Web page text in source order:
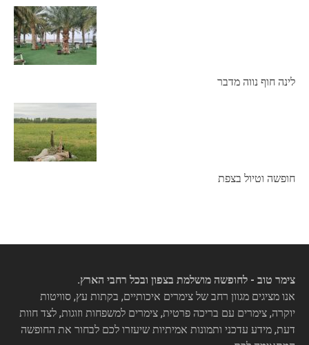
לינה חוף נווה מדבר
חופשה וטיול בצפת
צימר טוב - לחופשה מושלמת בצפון ובכל רחבי הארץ.
אנו מציגים מגוון רחב של צימרים איכותיים, בקתות עץ, סוויטות
יוקרה, צימרים עם בריכה פרטית, צימרים למשפחות וזוגות, לצד חוות
דעת, מידע עדכני ותמונות אמיתיות שיעזרו לכם לבחור את החופשה